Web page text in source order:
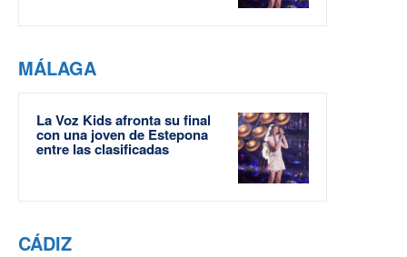
MÁLAGA
La Voz Kids afronta su final
con una joven de Estepona
entre las clasificadas
CÁDIZ